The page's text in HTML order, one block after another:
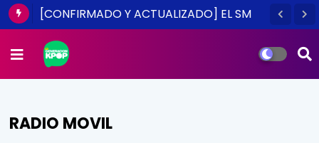
[CONFIRMADO Y ACTUALIZADO] EL SM
2014
RADIO MOVIL